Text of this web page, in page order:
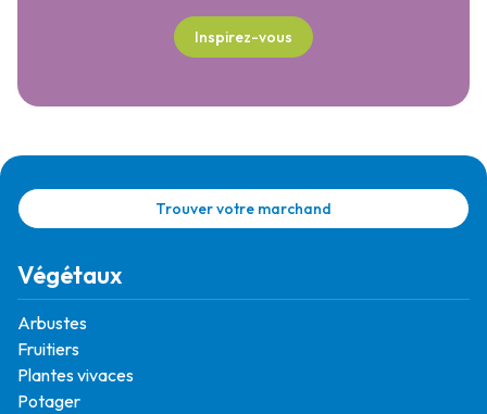
Inspirez-vous
Trouver votre marchand
Végétaux
Arbustes
Fruitiers
Plantes vivaces
Potager